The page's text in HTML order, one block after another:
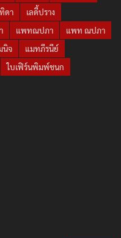
ดา
เลดี้ปราง
แพทณปภา
แพท ณปภา
นิจ
แมทภีรนีย์
ใบเฟิร์นพิมพ์ชนก